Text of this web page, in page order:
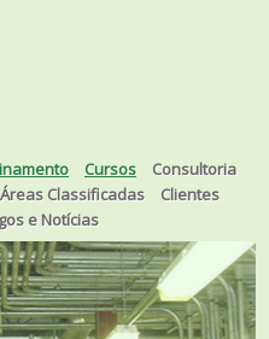
Cursos
Consultoria
Áreas Classificadas
Clientes
e Notícias